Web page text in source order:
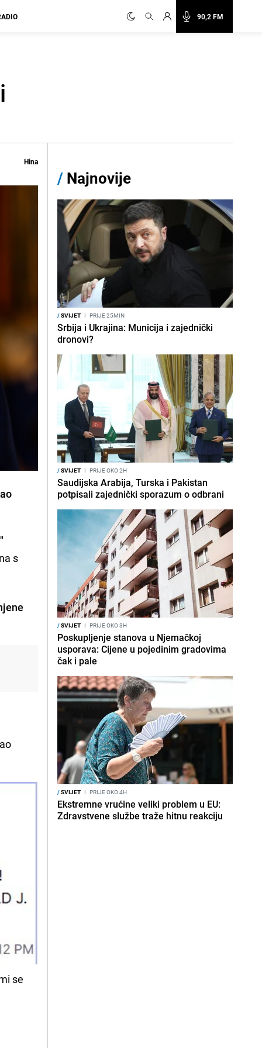
90,2 FM
Hina
s
se
/ Najnovije
/SVIJET I PRIJE 25MIN
Srbija i Ukrajina: Municija i zajednički
dronovi?
/SVIJET I PRIJE OKO 2H
Saudijska Arabija, Turska i Pakistan
potpisali zajednički sporazum o odbrani
/SVIJET I PRIJE OKO 3H
Poskupljenje stanova u Njemačkoj
usporava: Cijene u pojedinim gradovima
čak i pale
/SVIJET I PRIJE OKO 4H
Ekstremne vrućine veliki problem u EU:
Zdravstvene službe traže hitnu reakciju